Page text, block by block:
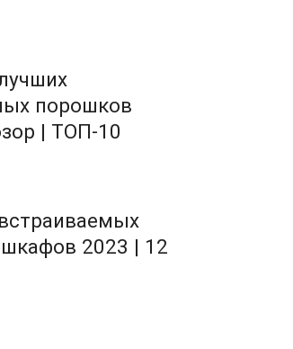
порошков
| ТОП-10
2023 | 12